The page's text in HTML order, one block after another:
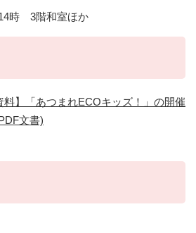
時 3階和室ほか
料】「あつまれECOキッズ！」の開催
文書)